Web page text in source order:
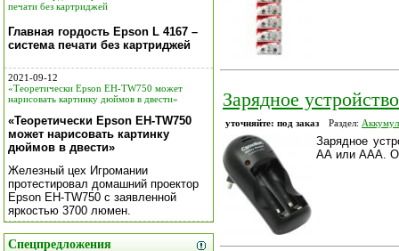
печати без картриджей
Главная гордость Epson L 4167 –
система печати без картриджей
2021-09-12
«Теоретически Epson EH-TW750 может
нарисовать картинку дюймов в двести»
«Теоретически Epson EH-TW750
может нарисовать картинку
дюймов в двести»
Железный цех Игромании
протестировал домашний проектор
Epson EH-TW750 с заявленной
яркостью 3700 люмен.
Спецпредложения
Зарядное
уточняйте: под заказ Раздел:
Зарядное
АА или ААА. От